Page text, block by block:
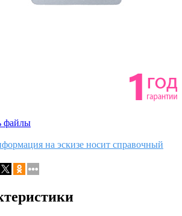
файлы
на эскизе носит справочный